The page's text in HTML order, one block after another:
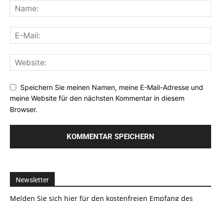
Speichern Sie meinen Namen, meine E-Mail-Adresse und
meine Website für den nächsten Kommentar in diesem
Browser.
Newsletter
Melden Sie sich hier für den kostenfreien Empfang des